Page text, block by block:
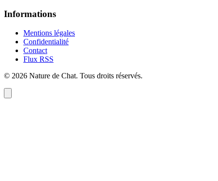
Informations
Mentions légales
Confidentialité
Contact
Flux RSS
© 2026 Nature de Chat. Tous droits réservés.